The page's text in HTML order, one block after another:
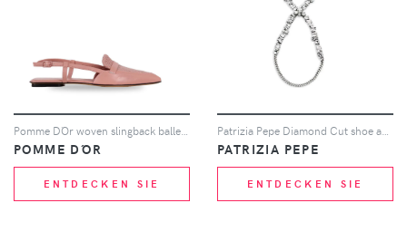
Pomme D´Or woven slingback ballet flats - Rosa
POMME D´OR
ENTDECKEN SIE
Patrizia Pepe Diamond Cut shoe anklet - Silber
PATRIZIA PEPE
ENTDECKEN SIE